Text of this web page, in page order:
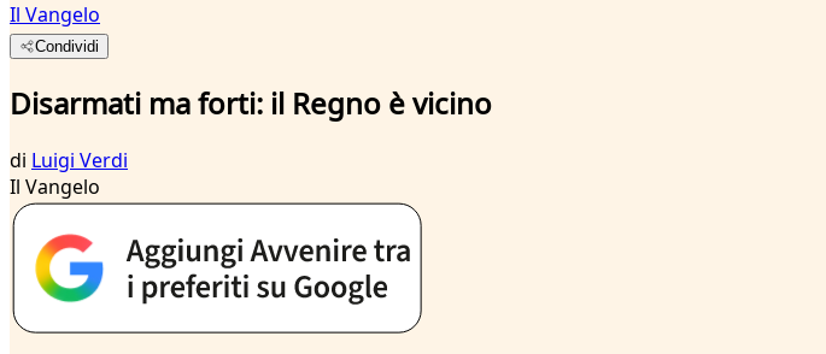
Il Vangelo
Condividi
Disarmati ma forti: il Regno è vicino
di Luigi Verdi
Il Vangelo